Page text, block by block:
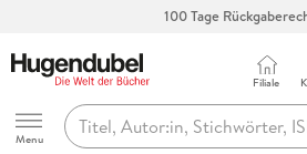
100 Tage
Hugendubel
Menu
Filiale